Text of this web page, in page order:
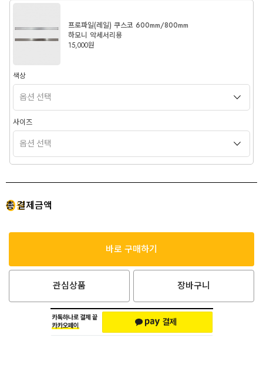
프로파일(레일) 쿠스코 600mm/800mm
하모니 악세서리용
15,000원
색상
사이즈
총 결제금액
0원
바로 구매하기
관심상품 장바구니